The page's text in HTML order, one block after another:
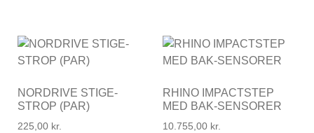
NORDRIVE STIGE-
STROP (PAR)
225,00 kr.
RHINO IMPACTSTEP
MED BAK-SENSORER
10.755,00 kr.